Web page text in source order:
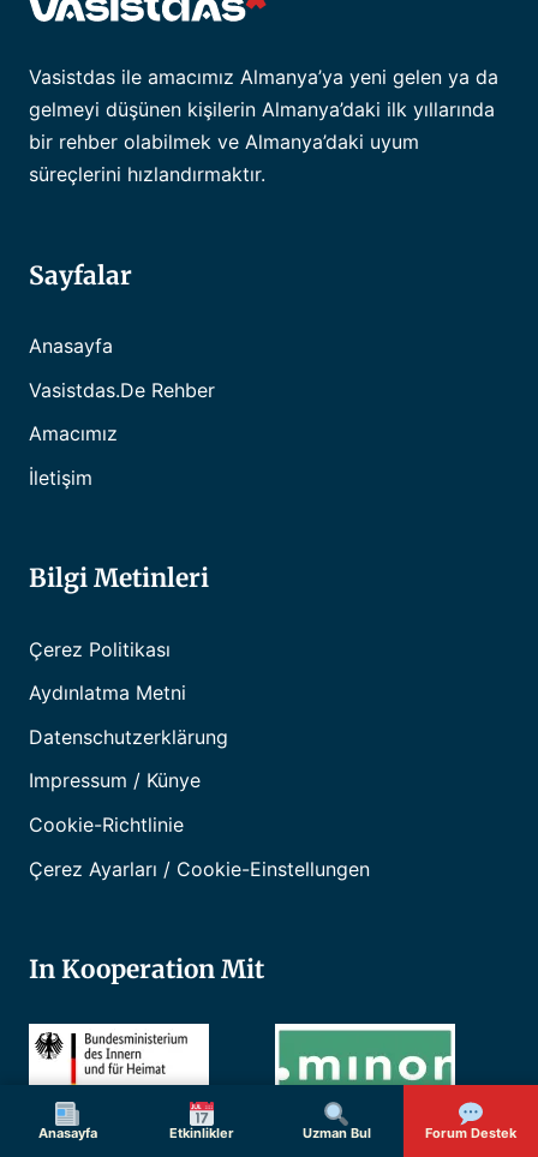
Anasayfa Etkinlikler Uzman Bul Forum Destek
Vasistdas ile amacımız Almanya’ya yeni gelen ya da
gelmeyi düşünen kişilerin Almanya’daki ilk yıllarında
bir rehber olabilmek ve Almanya’daki uyum
süreçlerini hızlandırmaktır.
Sayfalar
Anasayfa
Vasistdas.de Rehber
Amacımız
İletişim
Bilgi Metinleri
Çerez Politikası
Aydınlatma Metni
Datenschutzerklärung
Impressum / Künye
Cookie-Richtlinie
Çerez Ayarları / Cookie-Einstellungen
In Kooperation Mit